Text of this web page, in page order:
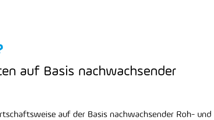
auf Basis nachwachsender
auf der Basis nachwachsender Roh- und